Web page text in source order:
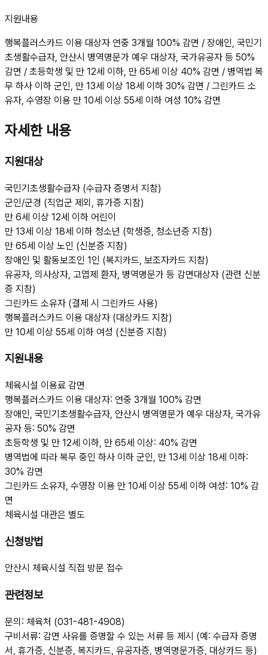
지원내용
행복플러스카드 이용 대상자 연중 3개월 100% 감면 / 장애인, 국민기
초생활수급자, 안산시 병역명문가 예우 대상자, 국가유공자 등 50%
감면 / 초등학생 및 만 12세 이하, 만 65세 이상 40% 감면 / 병역법 복
무 하사 이하 군인, 만 13세 이상 18세 이하 30% 감면 / 그린카드 소
유자, 수영장 이용 만 10세 이상 55세 이하 여성 10% 감면
자세한 내용
지원대상
국민기초생활수급자 (수급자 증명서 지참)
군인/군경 (직업군 제외, 휴가증 지참)
만 6세 이상 12세 이하 어린이
만 13세 이상 18세 이하 청소년 (학생증, 청소년증 지참)
만 65세 이상 노인 (신분증 지참)
장애인 및 활동보조인 1인 (복지카드, 보조자카드 지참)
유공자, 의사상자, 고엽제 환자, 병역명문가 등 감면대상자 (관련 신분
증 지참)
그린카드 소유자 (결제 시 그린카드 사용)
행복플러스카드 이용 대상자 (대상카드 지참)
만 10세 이상 55세 이하 여성 (신분증 지참)
지원내용
체육시설 이용료 감면
행복플러스카드 이용 대상자: 연중 3개월 100% 감면
장애인, 국민기초생활수급자, 안산시 병역명문가 예우 대상자, 국가유
공자 등: 50% 감면
초등학생 및 만 12세 이하, 만 65세 이상: 40% 감면
병역법에 따라 복무 중인 하사 이하 군인, 만 13세 이상 18세 이하:
30% 감면
그린카드 소유자, 수영장 이용 만 10세 이상 55세 이하 여성: 10% 감
면
체육시설 대관은 별도
신청방법
안산시 체육시설 직접 방문 접수
관련정보
문의: 체육처 (031-481-4908)
구비서류: 감면 사유를 증명할 수 있는 서류 등 제시 (예: 수급자 증명
서, 휴가증, 신분증, 복지카드, 유공자증, 병역명문가증, 대상카드 등)